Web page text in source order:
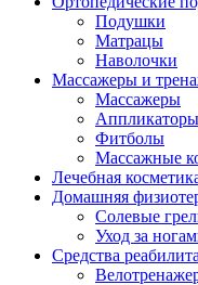
Подушки
Матрацы
Наволочки
Массажеры и
Массажеры
Аппликаторы
Фитболы
Массажные
Лечебная
Домашняя
Солевые
Уход за
Средства